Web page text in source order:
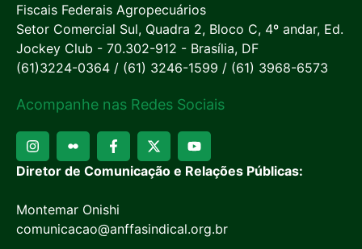
Fiscais Federais Agropecuários
Setor Comercial Sul, Quadra 2, Bloco C, 4º andar, Ed.
Jockey Club - 70.302-912 - Brasília, DF
(61)3224-0364 / (61) 3246-1599 / (61) 3968-6573
Acompanhe nas Redes Sociais
Diretor de Comunicação e Relações Públicas:
Montemar Onishi
comunicacao@anffasindical.org.br